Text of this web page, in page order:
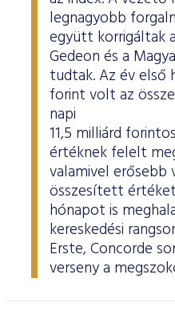
legnagyobb
együtt korrigáltak
Gedeon és a
tudtak. Az év első
forint volt az
napi
11,5 milliárd
értéknek felelt
valamivel erősebb
összesített
hónapot is
kereskedési
Erste, Concorde
verseny a